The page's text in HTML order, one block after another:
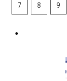
7 8 9